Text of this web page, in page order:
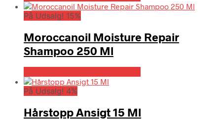
På Udsalg! 15%
Moroccanoil Moisture Repair
Shampoo 250 Ml
På Udsalg! 4%
Hårstopp Ansigt 15 Ml